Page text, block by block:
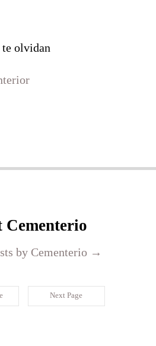
te olvidan
Cementerio
by Cementerio →
Next Page